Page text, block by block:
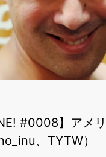
#0008】アメ
、TYTW）